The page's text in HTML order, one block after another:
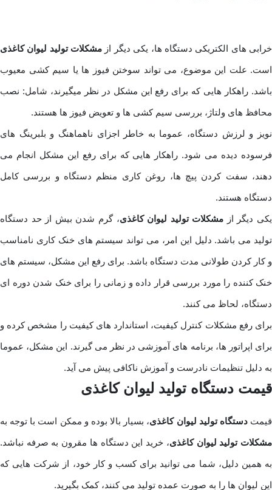
خرابی های الکتریکی دستگاه ها، یکی دیگر از مشکلات تولید لیوان کاغذی
است. علت این موضوع، می تواند سوختن فیوز ها یا سیم کشی معیوب
باشد. راهکار هایی که برای رفع این مشکل در نظر میگیرند، شامل: نصب
محافظ های ولتاژ، بررسی سیم کشی ها و تعویض فیوز ها هستند.
نویز و لرزش دستگاه، عموما به خاطر اجزای ناهماهنگ و بلبرینگ های
فرسوده دیده می شود. راهکار هایی که برای رفع این مشکل انجام می
دهند، سفت کردن پیچ ها، روغن کاری منظم دستگاه و بررسی کامل
دستگاه هستند.
یکی دیگر از مشکلات تولید لیوان کاغذی، گرم شدن بیش از حد دستگاه
تولید می باشد. دلیل این امر، می تواند سیستم های خنک کاری نامناسب
و کار کردن طولانی مدت دستگاه باشد. برای رفع این مشکل، سیستم های
خنک کننده را مورد بررسی قرار داده و زمانی را برای خنک شدن دوره ای
دستگاه، لحاظ می کنند.
برای رفع مشکلات کنترل کیفیت، استاندارد های کیفیت را مشخص کرده و
برای اپراتور ها، برنامه های آموزشی در نظر می گیرند. این مشکل، عموما
به دلیل تنظیمات نادرست و آموزش ناکافی پیش می آید.
قیمت دستگاه تولید لیوان کاغذی
قیمتدستگاه تولید لیوان کاغذی، بسیار بالا بوده و ممکن است با توجه به
مشکلات تولید لیوان کاغذی، خرید این دستگاه ها مقرون به صرفه نباشد.
به همین دلیل، شما می توانید برای کسب و کار خود، از شرکت هایی که
این لیوان ها را به صورت عمده تولید می کنند، کمک بگیرید.